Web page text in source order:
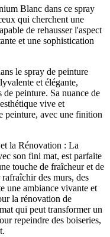
Blanc dans ce spray
qui cherchent une
de rehausser l'aspect
et une sophistication
le spray de peinture
et élégante,
peinture. Sa nuance de
vive et
peinture, avec une finition
la Rénovation : La
son fini mat, est parfaite
touche de fraîcheur et de
des murs, des
une ambiance vivante et
la rénovation de
qui peut transformer un
repeindre des boiseries,